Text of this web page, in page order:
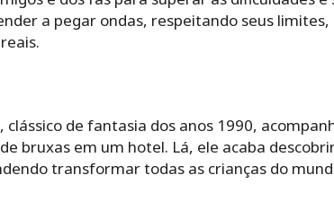
a pegar ondas, respeitando seus limites,
de fantasia dos anos 1990,
bruxas em um hotel. Lá, ele acaba
transformar todas as crianças do